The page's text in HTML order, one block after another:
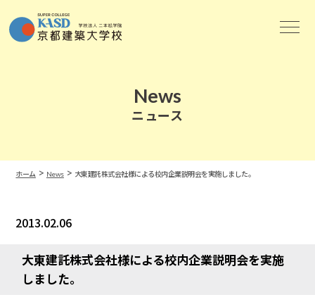
News
ニュース
ホーム > News> 大東建託株式会社様による校内企業説明会を実施しました。
2013.02.06
大東建託株式会社様による校内企業説明会を実施
しました。